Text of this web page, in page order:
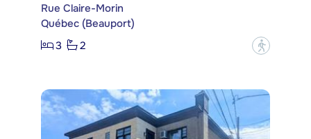
Rue Claire-Morin
Québec (Beauport)
3
2 ?